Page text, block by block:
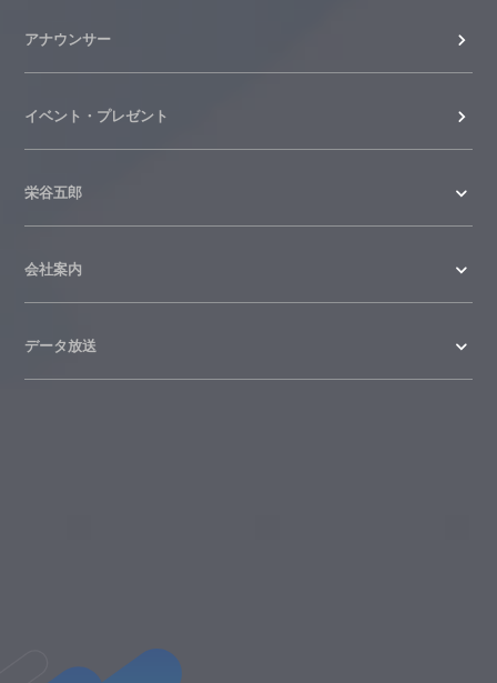
アナウンサー
イベント・プレゼント
栄谷五郎
会社案内
データ放送